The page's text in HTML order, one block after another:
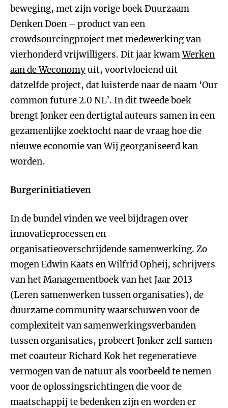
beweging, met zijn vorige boek Duurzaam
Denken Doen – product van een
crowdsourcingproject met medewerking van
vierhonderd vrijwilligers. Dit jaar kwamWerken
aan de Weconomyuit, voortvloeiend uit
datzelfde project, dat luisterde naar de naam ‘Our
common future 2.0 NL’. In dit tweede boek
brengt Jonker een dertigtal auteurs samen in een
gezamenlijke zoektocht naar de vraag hoe die
nieuwe economie van Wij georganiseerd kan
worden.
Burgerinitiatieven
In de bundel vinden we veel bijdragen over
innovatieprocessen en
organisatieoverschrijdende samenwerking. Zo
mogen Edwin Kaats en Wilfrid Opheij, schrijvers
van het Managementboek van het Jaar 2013
(Leren samenwerken tussen organisaties), de
duurzame community waarschuwen voor de
complexiteit van samenwerkingsverbanden
tussen organisaties, probeert Jonker zelf samen
met coauteur Richard Kok het regeneratieve
vermogen van de natuur als voorbeeld te nemen
voor de oplossingsrichtingen die voor de
maatschappij te bedenken zijn en worden er